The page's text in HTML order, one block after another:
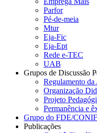
Parfor
Pé-de-meia
Mtur
Eja-Fic
Eja-Ept
Rede e-TEC
UAB
Grupos de Discussão
Regulamento
Organização
Projeto
Permanência e
Grupo do FDE/CONIF
Publicações